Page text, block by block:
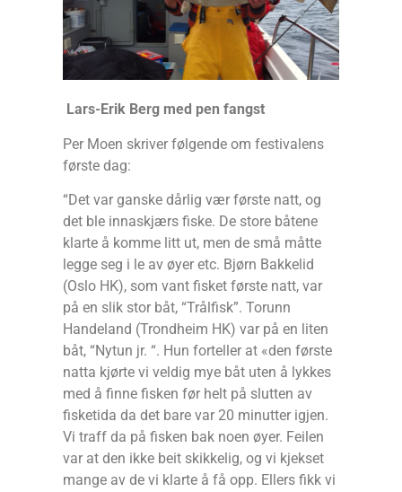
Lars-Erik Berg med pen fangst
Per Moen skriver følgende om festivalens
første dag:
“Det var ganske dårlig vær første natt, og
det ble innaskjærs fiske. De store båtene
klarte å komme litt ut, men de små måtte
legge seg i le av øyer etc. Bjørn Bakkelid
(Oslo HK), som vant fisket første natt, var
på en slik stor båt, “Trålfisk”. Torunn
Handeland (Trondheim HK) var på en liten
båt, “Nytun jr. “. Hun forteller at «den første
natta kjørte vi veldig mye båt uten å lykkes
med å finne fisken før helt på slutten av
fisketida da det bare var 20 minutter igjen.
Vi traff da på fisken bak noen øyer. Feilen
var at den ikke beit skikkelig, og vi kjekset
mange av de vi klarte å få opp. Ellers fikk vi